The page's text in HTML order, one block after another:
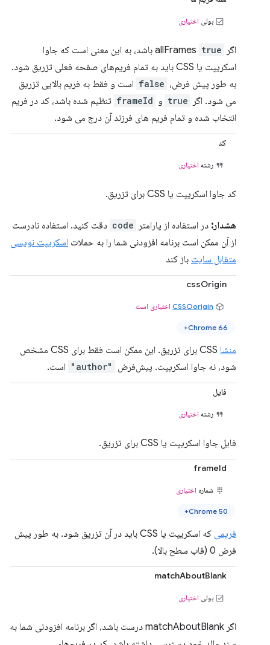
بولی اختیاری
اگر allFrames true
باشد، به این معنی است که جاوا
اسکریپت یا CSS باید به تمام فریم‌های صفحه فعلی تزریق شود.
به طور پیش فرض، false است و فقط به فریم بالایی تزریق
می شود. اگر
true و frameId تنظیم شده باشد، کد در فریم
انتخاب شده و تمام فریم های فرزند آن درج می شود.
کد
رشته اختیاری
کد جاوا اسکریپت یا CSS برای تزریق.
هشدار: در استفاده از پارامتر code دقت کنید. استفاده نادرست
از آن ممکن است برنامه افزودنی شما را به حملات اسکریپت نویسی
متقابل سایت باز کند
cssOrigin
CSSOorigin اختیاری است
Chrome 66+
منشا
CSS برای تزریق. این ممکن است فقط برای CSS مشخص
شود، نه جاوا اسکریپت. پیش‌فرض
"author" است.
فایل
رشته اختیاری
فایل جاوا اسکریپت یا CSS برای تزریق.
frameId
شماره اختیاری
Chrome 50+
فریمی
که اسکریپت یا CSS باید در آن تزریق شود. به طور پیش
فرض 0 (قاب سطح بالا).
matchAboutBlank
بولی اختیاری
اگر matchAboutBlank درست باشد، اگر برنامه افزودنی شما به